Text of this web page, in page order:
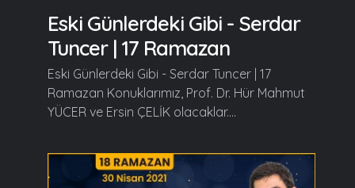
Eski Günlerdeki Gibi - Serdar
Tuncer | 17 Ramazan
Eski Günlerdeki Gibi - Serdar Tuncer | 17
Ramazan Konuklarımız, Prof. Dr. Hür Mahmut
YÜCER ve Ersin ÇELİK olacaklar....